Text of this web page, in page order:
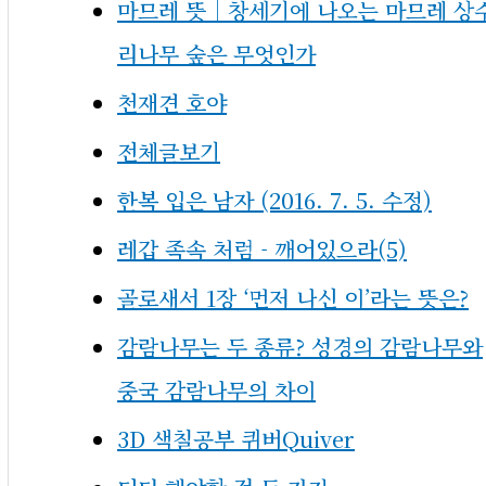
마므레 뜻｜창세기에 나오는 마므레 상
리나무 숲은 무엇인가
천재견 호야
전체글보기
한복 입은 남자 (2016. 7. 5. 수정)
레갑 족속 처럼 - 깨어있으라(5)
골로새서 1장 ‘먼저 나신 이’라는 뜻은?
감람나무는 두 종류? 성경의 감람나무와
중국 감람나무의 차이
3D 색칠공부 퀴버Quiver